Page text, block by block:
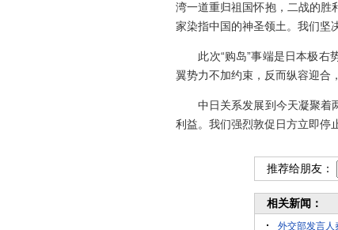
湾一道重归祖国怀抱，二战的胜
家染指中国的神圣领土。我们坚
此次“购岛”事端是日本极右势
翼势力不加约束，反而纵容迎合
中日关系发展到今天凝聚着两
利益。我们强烈敦促日方立即停
推荐给朋友：
相关新闻：
外交部发言人